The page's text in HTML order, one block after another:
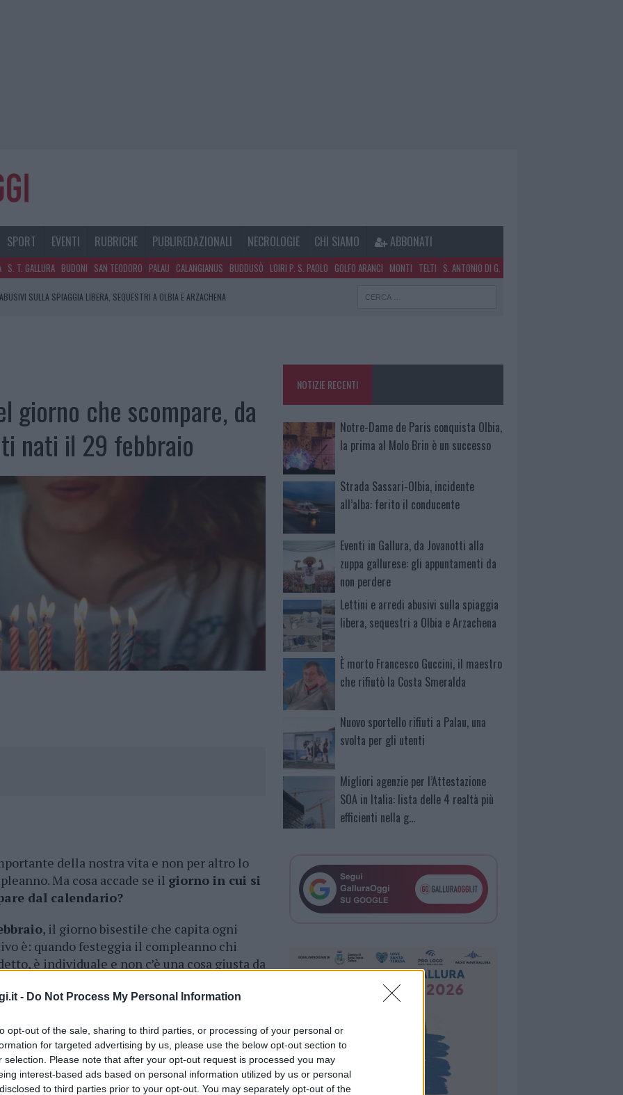
- Do Not Process My Personal Information
opt-out of the sale, sharing to third parties, or processing of your personal or
for targeted advertising by us, please use the below opt-out section to
selection. Please note that after your opt-out request is processed you may
interest-based ads based on personal information utilized by us or personal
to third parties prior to your opt-out. You may separately opt-out of the
SPORT EVENTI RUBRICHE PUBLIREDAZIONALI NECROLOGIE CHI SIAMO ABBONATI
S. T. GALLURA BUDONI SAN TEODORO PALAU CALANGIANUS BUDDUSÒ LOIRI P. S. PAOLO GOLFO ARANCI MONTI TELTI S. ANTONIO DI G.
SULLA SPIAGGIA LIBERA, SEQUESTRI A OLBIA E ARZACHENA
giorno che scompare, da
nati il 29 febbraio
della nostra vita e non per altro lo
Ma cosa accade se il giorno in cui si
dal calendario?
, il giorno bisestile che capita ogni
è: quando festeggia il compleanno chi
è individuale e non c’è una cosa giusta da
prima o il giorno dopo.
anni.
tutti noi nati il 29 ci sentiamo un po’
di Sassari -. I miei 36 anni, ad esempio, li
il 28 e il primo marzo. Due torte
ho potuto festeggiare il 29” .
NOTIZIE RECENTI
Notre-Dame de Paris conquista Olbia,
la prima al Molo Brin è un successo
Strada Sassari-Olbia, incidente
all’alba: ferito il conducente
Eventi in Gallura, da Jovanotti alla
zuppa gallurese: gli appuntamenti da
non perdere
Lettini e arredi abusivi sulla spiaggia
libera, sequestri a Olbia e Arzachena
È morto Francesco Guccini, il maestro
che rifiutò la Costa Smeralda
Nuovo sportello rifiuti a Palau, una
svolta per gli utenti
Migliori agenzie per l’Attestazione
SOA in Italia: lista delle 4 realtà più
efficienti nella g…